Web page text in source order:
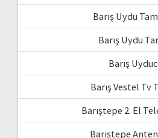
Barış Uydu
Barış Uydu
Barış
Barış Vestel Tv
Barıştepe 2. El
Barıştepe Anten